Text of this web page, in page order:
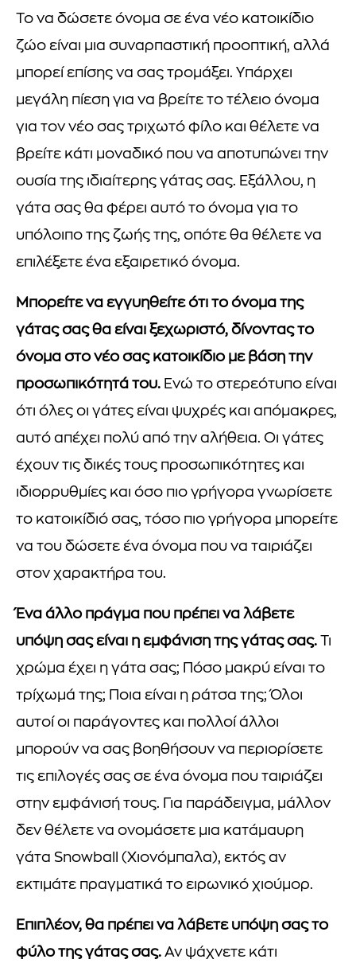
Το να δώσετε όνομα σε ένα νέο κατοικίδιο
ζώο είναι μια συναρπαστική προοπτική, αλλά
μπορεί επίσης να σας τρομάξει. Υπάρχει
μεγάλη πίεση για να βρείτε το τέλειο όνομα
για τον νέο σας τριχωτό φίλο και θέλετε να
βρείτε κάτι μοναδικό που να αποτυπώνει την
ουσία της ιδιαίτερης γάτας σας. Εξάλλου, η
γάτα σας θα φέρει αυτό το όνομα για το
υπόλοιπο της ζωής της, οπότε θα θέλετε να
επιλέξετε ένα εξαιρετικό όνομα.
Μπορείτε να εγγυηθείτε ότι το όνομα της
γάτας σας θα είναι ξεχωριστό, δίνοντας το
όνομα στο νέο σας κατοικίδιο με βάση την
προσωπικότητά του. Ενώ το στερεότυπο είναι
ότι όλες οι γάτες είναι ψυχρές και απόμακρες,
αυτό απέχει πολύ από την αλήθεια. Οι γάτες
έχουν τις δικές τους προσωπικότητες και
ιδιορρυθμίες και όσο πιο γρήγορα γνωρίσετε
το κατοικίδιό σας, τόσο πιο γρήγορα μπορείτε
να του δώσετε ένα όνομα που να ταιριάζει
στον χαρακτήρα του.
Ένα άλλο πράγμα που πρέπει να λάβετε
υπόψη σας είναι η εμφάνιση της γάτας σας. Τι
χρώμα έχει η γάτα σας; Πόσο μακρύ είναι το
τρίχωμά της; Ποια είναι η ράτσα της; Όλοι
αυτοί οι παράγοντες και πολλοί άλλοι
μπορούν να σας βοηθήσουν να περιορίσετε
τις επιλογές σας σε ένα όνομα που ταιριάζει
στην εμφάνισή τους. Για παράδειγμα, μάλλον
δεν θέλετε να ονομάσετε μια κατάμαυρη
γάτα Snowball (Χιονόμπαλα), εκτός αν
εκτιμάτε πραγματικά το ειρωνικό χιούμορ.
Επιπλέον, θα πρέπει να λάβετε υπόψη σας το
φύλο της γάτας σας. Αν ψάχνετε κάτι